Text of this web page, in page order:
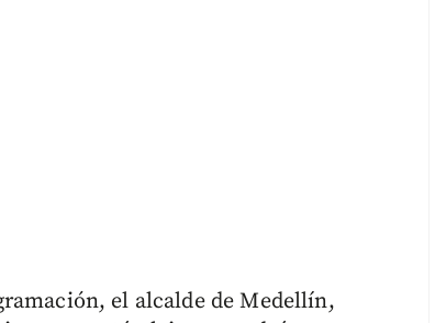
el alcalde de Medellín,